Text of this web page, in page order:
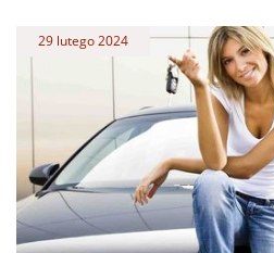
29 lutego 2024